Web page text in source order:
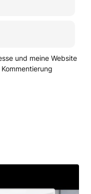
und meine Website